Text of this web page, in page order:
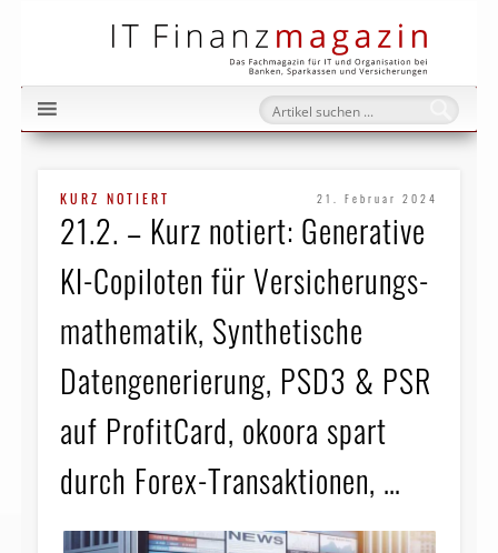
KURZ NOTIERT 21. Februar 2024
21.2. – Kurz notiert: Generative
KI-Copiloten für Versicherungs­
mathe­matik, Synthetische
Datengenerierung, PSD3 & PSR
auf ProfitCard, okoora spart
durch Forex-Transaktionen, …